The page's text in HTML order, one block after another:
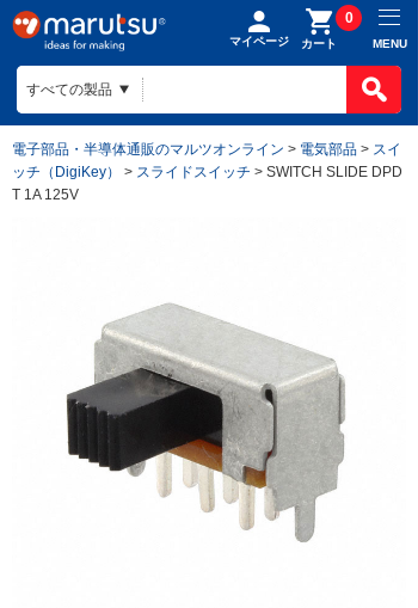
マイページ カート
0
MENU
電子部品・半導体通販のマルツオンライン > 電気部品 > スイ
ッチ（DigiKey）
> スライドスイッチ > SWITCH SLIDE DPD
T 1A 125V